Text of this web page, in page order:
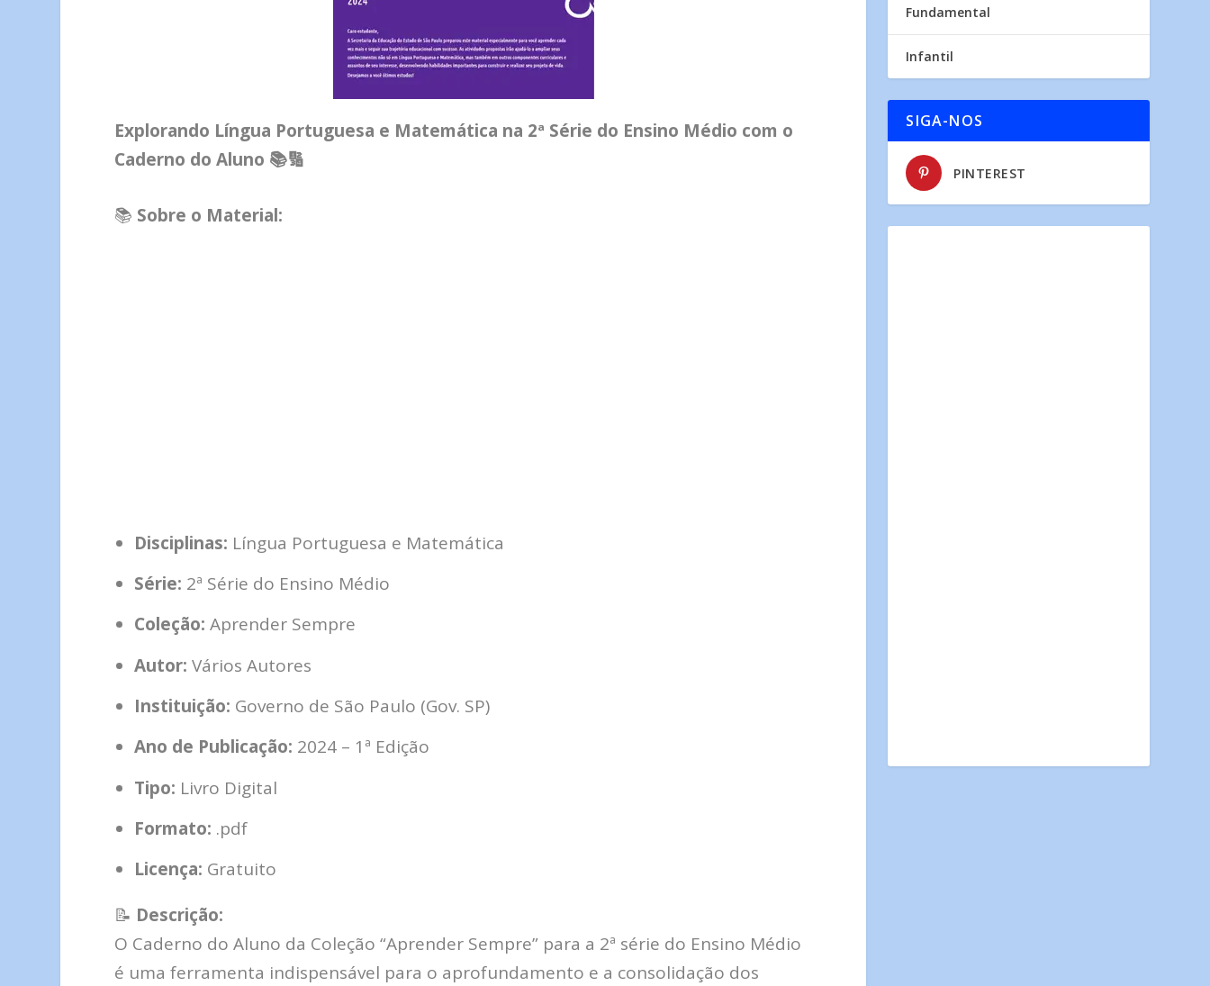
Explorando Língua Portuguesa e Matemática na 2ª Série do Ensino Médio com o
Caderno do Aluno 📚🔢
📚 Sobre o Material:
Disciplinas: Língua Portuguesa e Matemática
Série: 2ª Série do Ensino Médio
Coleção: Aprender Sempre
Autor: Vários Autores
Instituição: Governo de São Paulo (Gov. SP)
Ano de Publicação: 2024 – 1ª Edição
Tipo: Livro Digital
Formato: .pdf
Licença: Gratuito
📝 Descrição:
O Caderno do Aluno da Coleção “Aprender Sempre” para a 2ª série do Ensino Médio
é uma ferramenta indispensável para o aprofundamento e a consolidação dos
Fundamental
Infantil
SIGA-NOS
PINTEREST